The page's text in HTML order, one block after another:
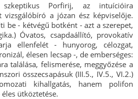
Porfirij, az intuícióira
vizsgálóbíró a józan ész képviselője.
be - kétvégű botként - azt a szerepet,
Óvatos, csapdaállító, provokatív
ellenfelét - hunyorog, célozgat,
élesen lecsap -, de emberséges:
találása, felismerése, meggyőzése a
összecsapásuk (III.5., IV.5., VI.2.)
kihallgatás, hanem polifon
ütköztetése.